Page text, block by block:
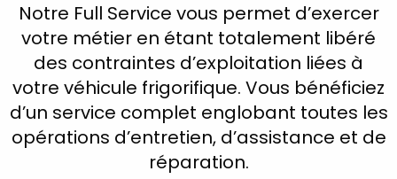
Notre Full Service vous permet d’exercer
votre métier en étant totalement libéré
des contraintes d’exploitation liées à
votre véhicule frigorifique. Vous bénéficiez
d’un service complet englobant toutes les
opérations d’entretien, d’assistance et de
réparation.